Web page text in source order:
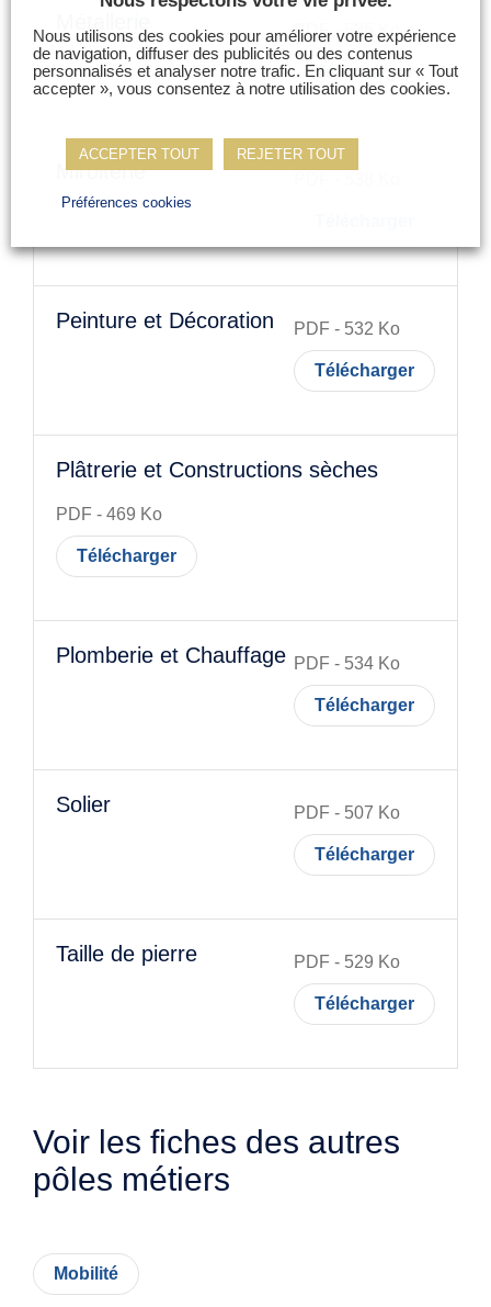
PDF-535 Ko
Télécharger
Miroiterie
Peinture et Décoration PDF - 532 Ko
Télécharger
Plâtrerie et Constructions sèches
PDF - 469 Ko
Télécharger
Plomberie et Chauffage PDF - 534 Ko
Télécharger
Solier PDF - 507 Ko
Télécharger
Taille de pierre PDF - 529 Ko
Télécharger
Voir les fiches des autres
pôles métiers
Mobilité
Nous utilisons des cookies pour améliorer votre expérience
de navigation, diffuser des publicités ou des contenus
personnalisés et analyser notre trafic. En cliquant sur « Tout
accepter », vous consentez à notre utilisation des cookies.
ACCEPTER TOUT REJETER TOUT
Préférences cookies